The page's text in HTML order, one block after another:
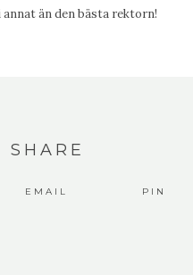
än den bästa rektorn!
SHARE
EMAIL PIN